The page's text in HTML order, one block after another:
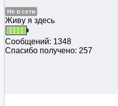
Не в сети
Живу я здесь
Сообщений: 1348
Спасибо получено: 257